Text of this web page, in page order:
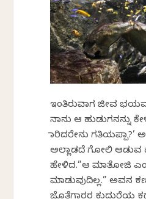
ಇಂತಿರುವಾಗ ಜೀವ
ನಾನು ಆ ಹುಡುಗನನ್ನು
ಜಾರಿದರೇನು
ಅಲ್ಲಾಡದೆ ಗೋಲಿ ಆಡುವ
ಹೇಳಿದ.”ಆ ಮಾತೋಜಿ
ಮಾಡುವುದಿಲ್ಲ.” ಅವನ